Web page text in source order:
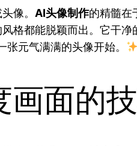
像。 AI头像制作的精髓在
格都能脱颖而出。它干
元气满满的头像开始。
画面的